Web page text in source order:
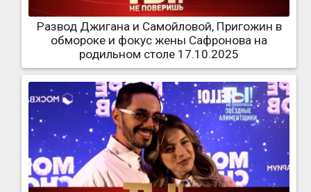
Развод Джигана и Самойловой, Пригожин в
обмороке и фокус жены Сафронова на
родильном столе 17.10.2025